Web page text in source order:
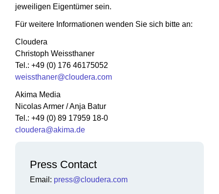
jeweiligen Eigentümer sein.
Für weitere Informationen wenden Sie sich bitte an:
Cloudera
Christoph Weissthaner
Tel.: +49 (0) 176 46175052
weissthaner@cloudera.com
Akima Media
Nicolas Armer / Anja Batur
Tel.: +49 (0) 89 17959 18-0
cloudera@akima.de
Press Contact
Email: press@cloudera.com